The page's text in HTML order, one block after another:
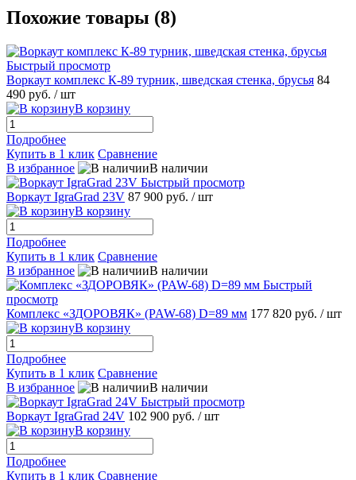
Похожие товары (8)
Быстрый просмотр
Воркаут комплекс К-89 турник, шведская стенка, брусья 84
490 руб. / шт
В корзину
Подробнее
Купить в 1 клик Сравнение
В избранное
В наличии
Быстрый просмотр
Воркаут IgraGrad 23V 87 900 руб. / шт
В корзину
Подробнее
Купить в 1 клик Сравнение
В избранное
В наличии
Быстрый
просмотр
Комплекс «ЗДОРОВЯК» (PAW-68) D=89 мм 177 820 руб. / шт
В корзину
Подробнее
Купить в 1 клик Сравнение
В избранное
В наличии
Быстрый просмотр
Воркаут IgraGrad 24V 102 900 руб. / шт
В корзину
Подробнее
Купить в 1 клик Сравнение